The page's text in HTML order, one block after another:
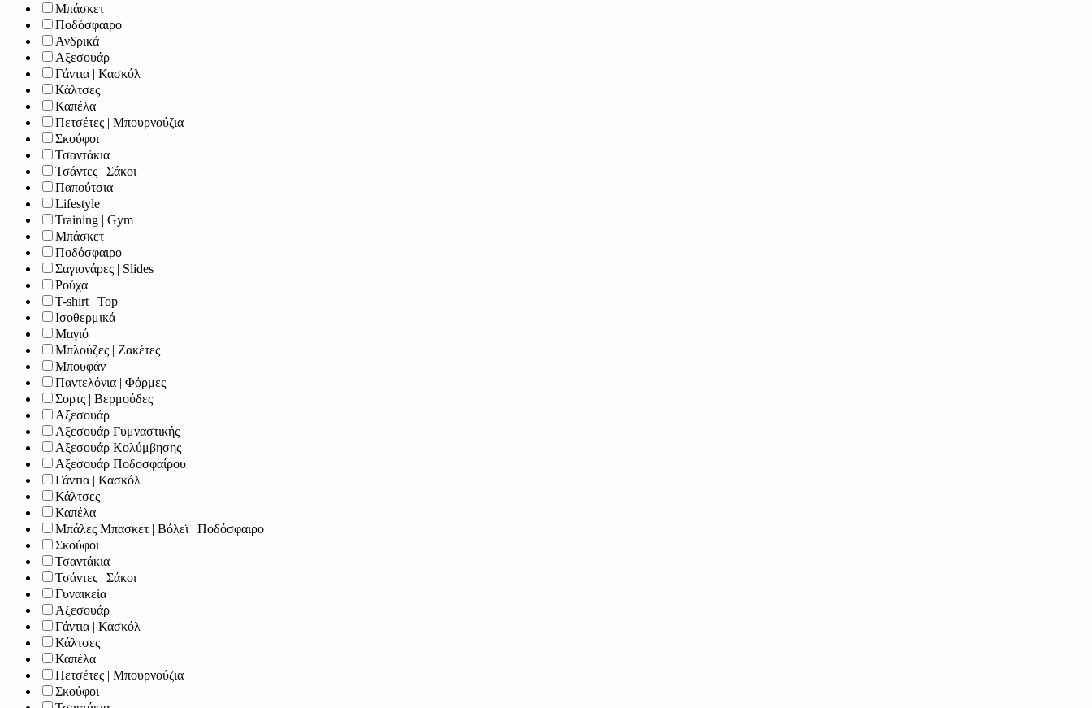
Μπάσκετ
Ποδόσφαιρο
Ανδρικά
Αξεσουάρ
Γάντια | Κασκόλ
Κάλτσες
Καπέλα
Πετσέτες | Μπουρνούζια
Σκούφοι
Τσαντάκια
Τσάντες | Σάκοι
Παπούτσια
Lifestyle
Training | Gym
Μπάσκετ
Ποδόσφαιρο
Σαγιονάρες | Slides
Ρούχα
T-shirt | Top
Ισοθερμικά
Μαγιό
Μπλούζες | Ζακέτες
Μπουφάν
Παντελόνια | Φόρμες
Σορτς | Βερμούδες
Αξεσουάρ
Αξεσουάρ Γυμναστικής
Αξεσουάρ Κολύμβησης
Αξεσουάρ Ποδοσφαίρου
Γάντια | Κασκόλ
Κάλτσες
Καπέλα
Μπάλες Μπασκετ | Βόλεϊ | Ποδόσφαιρο
Σκούφοι
Τσαντάκια
Τσάντες | Σάκοι
Γυναικεία
Αξεσουάρ
Γάντια | Κασκόλ
Κάλτσες
Καπέλα
Πετσέτες | Μπουρνούζια
Σκούφοι